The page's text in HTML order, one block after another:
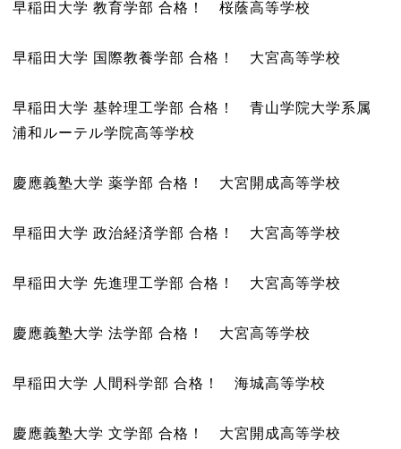
早稲田大学 教育学部 合格！ 桜蔭高等学校
早稲田大学 国際教養学部 合格！ 大宮高等学校
早稲田大学 基幹理工学部 合格！ 青山学院大学系属
浦和ルーテル学院高等学校
慶應義塾大学 薬学部 合格！ 大宮開成高等学校
早稲田大学 政治経済学部 合格！ 大宮高等学校
早稲田大学 先進理工学部 合格！ 大宮高等学校
慶應義塾大学 法学部 合格！ 大宮高等学校
早稲田大学 人間科学部 合格！ 海城高等学校
慶應義塾大学 文学部 合格！ 大宮開成高等学校